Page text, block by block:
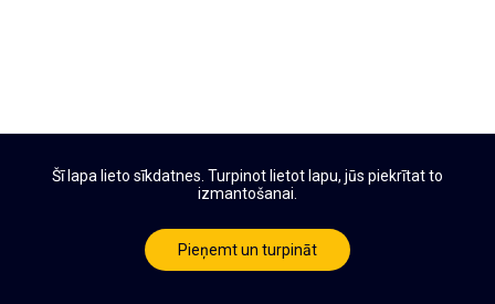
Šī lapa lieto sīkdatnes. Turpinot lietot lapu, jūs piekrītat to
izmantošanai.
Pieņemt un turpināt